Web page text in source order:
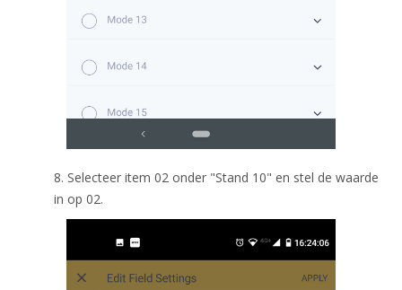
8. Selecteer item 02 onder "Stand 10" en stel de waarde
in op 02.